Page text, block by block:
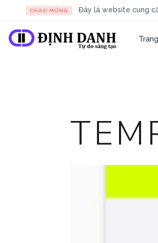
CHÀO MỪNG Đây là website cung